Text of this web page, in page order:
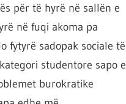
për të hyrë në sallën e
në fuqi akoma pa
fytyrë sadopak sociale të
studentore sapo e
burokratike